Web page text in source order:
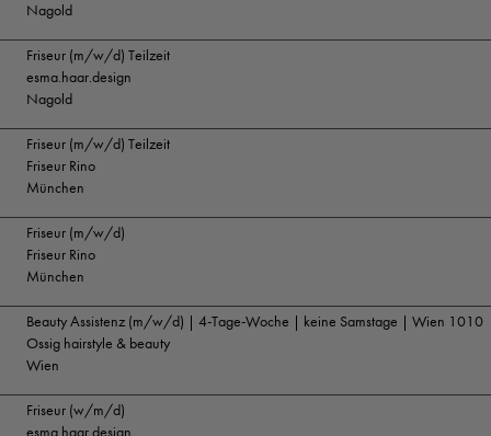
Nagold
Friseur (m/w/d) Teilzeit
esma.haar.design
Nagold
Friseur (m/w/d) Teilzeit
Friseur Rino
München
Friseur (m/w/d)
Friseur Rino
München
Beauty Assistenz (m/w/d) | 4-Tage-Woche | keine Samstage | Wien 1010
Ossig hairstyle & beauty
Wien
Friseur (w/m/d)
esma.haar.design